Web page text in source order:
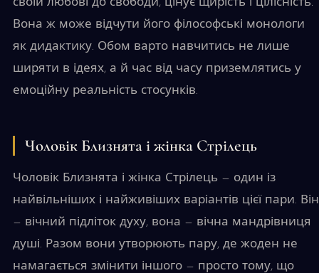
Вона ж може відчути його філософські монологи
як дидактику. Обом варто навчитись не лише
ширяти в ідеях, а й час від часу приземлятись у
емоційну реальність стосунків.
Чоловік Близнята і жінка Стрілець
Чоловік Близнята і жінка Стрілець — один із
найвільніших і найживіших варіантів цієї пари. Він
— вічний підліток духу, вона — вічна мандрівниця
душі. Разом вони утворюють пару, де жоден не
намагається змінити іншого — просто тому, що